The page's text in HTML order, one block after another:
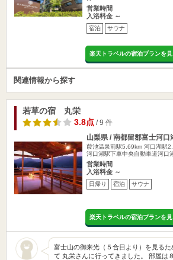
営業時間
入浴料金 ～
宿泊 サウナ
楽天トラベルの宿泊プランを見
関連情報から探す
若草の宿 丸栄
3.8点/ 9 件
山梨県 / 南都留郡富士河口
葭池温泉前駅5.69km 河口湖駅
河口湖駅下車中央自動車道河口
営業時間
入浴料金 ～
日帰り 宿泊 サウナ
楽天トラベルの宿泊プランを見
富士山の御来光（５合目より）を見る
て 丸栄さんに行ってきました。 部屋は